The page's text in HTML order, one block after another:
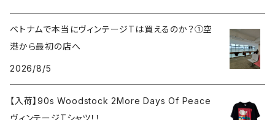
ベトナムで本当にヴィンテージTは買えるのか？①空
港から最初の店へ
2026/8/5
【入荷】90s Woodstock 2More Days Of Peace
ヴィンテージTシャツ！！